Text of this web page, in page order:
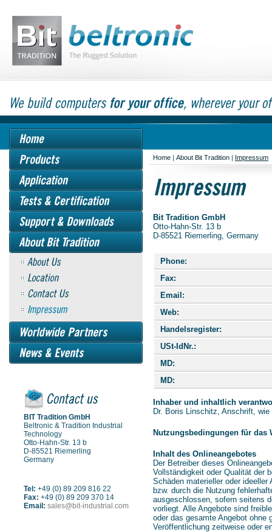
BIT Tradition GmbH
Beltronic & Tradition Industrial
Technology
Otto-Hahn-Str. 13 b
D-85521 Riemerling
Germany
Tel: +49 (0) 89 209 816 22
Fax: +49 (0) 89 209 370 14
Email: sales@bit-industrial.com
Home | About Bit Tradition | Impressum
Bit Tradition GmbH
Otto-Hahn-Str. 13 b
D-85521 Riemerling, Germany
Phone:
Fax:
Email:
Web:
Handelsregister:
USt-IdNr.:
MD:
MD:
Inhaber und inhaltlich
Dr. Boris Linschitz, Anschrift, wie
Nutzungsbedingungen für das
Inhalt des Onlineangebotes
Der Betreiber dieses
Vollständigkeit oder Qualität der
Schäden materieller oder
bzw. durch die Nutzung
ausgeschlossen, sofern seitens
vorliegt. Alle Angebote sind
oder das gesamte Angebot ohne
Veröffentlichung zeitweise oder